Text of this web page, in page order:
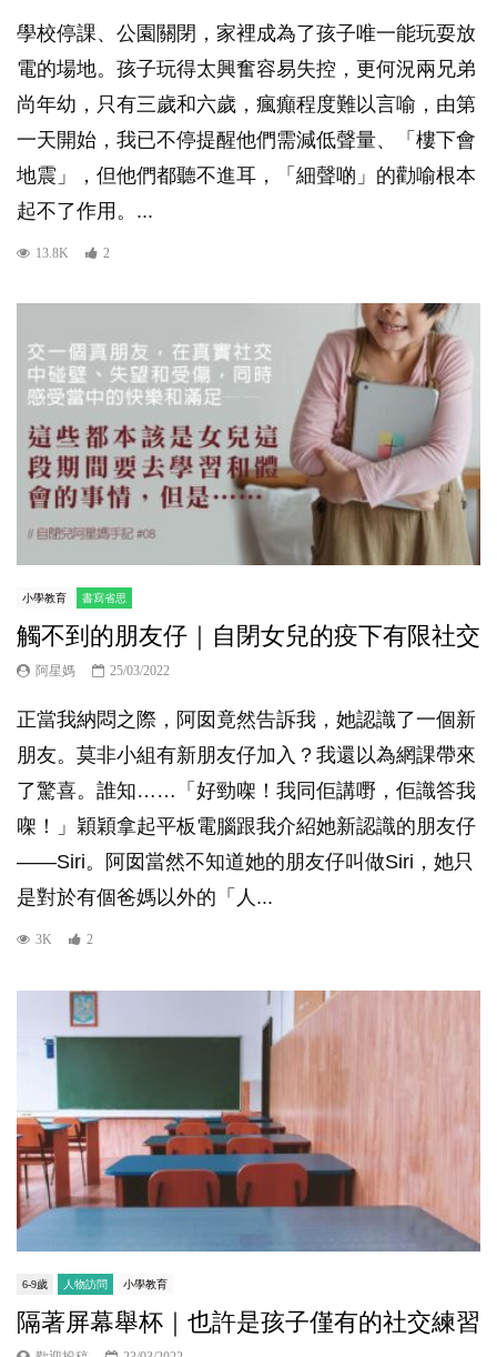
學校停課、公園關閉，家裡成為了孩子唯一能玩耍放
電的場地。孩子玩得太興奮容易失控，更何況兩兄弟
尚年幼，只有三歲和六歲，瘋癲程度難以言喻，由第
一天開始，我已不停提醒他們需減低聲量、「樓下會
地震」，但他們都聽不進耳，「細聲啲」的勸喻根本
起不了作用。...
13.8K 2
小學教育 書寫省思
觸不到的朋友仔｜自閉女兒的疫下有限社交
阿星媽 25/03/2022
正當我納悶之際，阿囡竟然告訴我，她認識了一個新
朋友。莫非小組有新朋友仔加入？我還以為網課帶來
了驚喜。誰知……「好勁㗎！我同佢講嘢，佢識答我
㗎！」穎穎拿起平板電腦跟我介紹她新認識的朋友仔
——Siri。阿囡當然不知道她的朋友仔叫做Siri，她只
是對於有個爸媽以外的「人...
3K 2
6-9歲 人物訪問 小學教育
隔著屏幕舉杯｜也許是孩子僅有的社交練習